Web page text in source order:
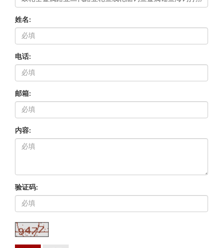
姓名:
电话:
邮箱:
内容:
验证码: